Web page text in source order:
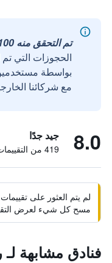
تم التحقق منه 100%
الحجوزات التي
مع شركائنا
8.0 جيد جدًا
419 من التقييمات تم التحقق منها
لم يتم العثور على
مسح كل شيء لعرض
فنادق مشابهة